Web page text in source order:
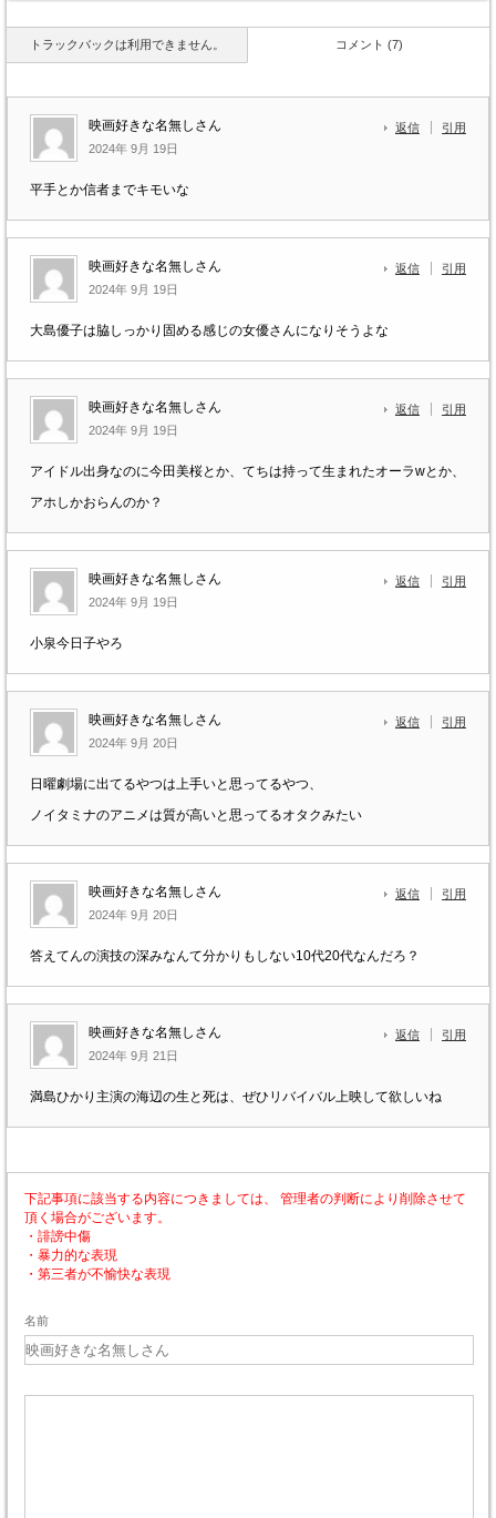
トラックバックは利用できません。 コメント (7)
映画好きな名無しさん
2024年 9月 19日
返信 引用
平手とか信者までキモいな
映画好きな名無しさん
2024年 9月 19日
返信 引用
大島優子は脇しっかり固める感じの女優さんになりそうよな
映画好きな名無しさん
2024年 9月 19日
返信 引用
アイドル出身なのに今田美桜とか、てちは持って生まれたオーラwとか、
アホしかおらんのか？
映画好きな名無しさん
2024年 9月 19日
返信 引用
小泉今日子やろ
映画好きな名無しさん
2024年 9月 20日
返信 引用
日曜劇場に出てるやつは上手いと思ってるやつ、
ノイタミナのアニメは質が高いと思ってるオタクみたい
映画好きな名無しさん
2024年 9月 20日
返信 引用
答えてんの演技の深みなんて分かりもしない10代20代なんだろ？
映画好きな名無しさん
2024年 9月 21日
返信 引用
満島ひかり主演の海辺の生と死は、ぜひリバイバル上映して欲しいね
下記事項に該当する内容につきましては、 管理者の判断により削除させて
頂く場合がございます。
・誹謗中傷
・暴力的な表現
・第三者が不愉快な表現
名前